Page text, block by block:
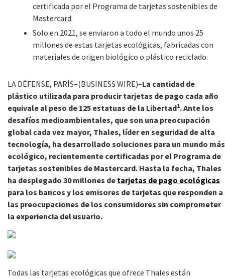
certificada por el Programa de tarjetas sostenibles de
Mastercard.
Solo en 2021, se enviaron a todo el mundo unos 25
millones de estas tarjetas ecológicas, fabricadas con
materiales de origen biológico o plástico reciclado.
LA DÉFENSE, PARÍS–(BUSINESS WIRE)–La cantidad de
plástico utilizada para producir tarjetas de pago cada año
equivale al peso de 125 estatuas de la Libertad1. Ante los
desafíos medioambientales, que son una preocupación
global cada vez mayor, Thales, líder en seguridad de alta
tecnología, ha desarrollado soluciones para un mundo más
ecológico, recientemente certificadas por el Programa de
tarjetas sostenibles de Mastercard. Hasta la fecha, Thales
ha desplegado 30 millones de tarjetas de pago ecológicas
para los bancos y los emisores de tarjetas que responden a
las preocupaciones de los consumidores sin comprometer
la experiencia del usuario.
Todas las tarjetas ecológicas que ofrece Thales están